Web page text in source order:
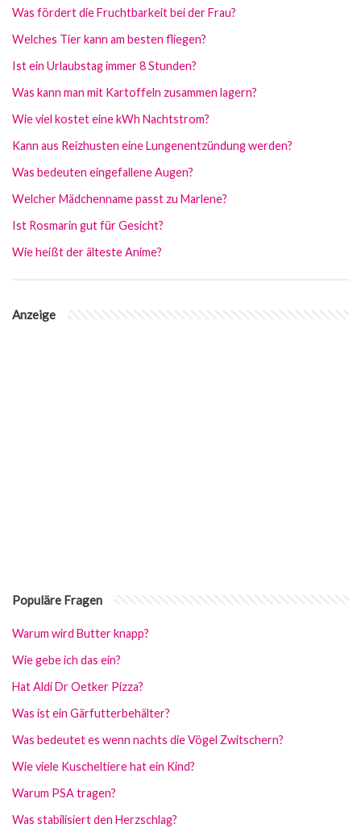
Was fördert die Fruchtbarkeit bei der Frau?
Welches Tier kann am besten fliegen?
Ist ein Urlaubstag immer 8 Stunden?
Was kann man mit Kartoffeln zusammen lagern?
Wie viel kostet eine kWh Nachtstrom?
Kann aus Reizhusten eine Lungenentzündung werden?
Was bedeuten eingefallene Augen?
Welcher Mädchenname passt zu Marlene?
Ist Rosmarin gut für Gesicht?
Wie heißt der älteste Anime?
Anzeige
Populäre Fragen
Warum wird Butter knapp?
Wie gebe ich das ein?
Hat Aldi Dr Oetker Pizza?
Was ist ein Gärfutterbehälter?
Was bedeutet es wenn nachts die Vögel Zwitschern?
Wie viele Kuscheltiere hat ein Kind?
Warum PSA tragen?
Was stabilisiert den Herzschlag?